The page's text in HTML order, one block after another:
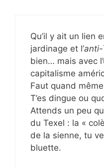
Qu’il y ait un lien
jardinage et l’anti-
bien… mais avec
capitalisme
Faut quand
T’es dingue ou
Attends un peu
du Texel : la «
de la sienne, tu
bluette.